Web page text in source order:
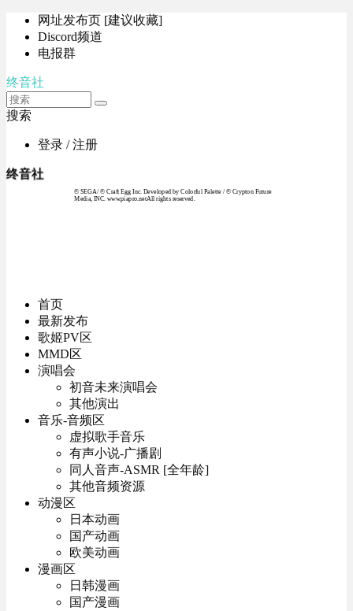
网址发布页 [建议收藏]
Discord频道
电报群
终音社
搜索
登录 / 注册
终音社
© SEGA / © Craft Egg Inc. Developed by Colorful Palette / © Crypton Future
Media, INC. www.piapro.netAll rights reserved.
首页
最新发布
歌姬PV区
MMD区
演唱会
初音未来演唱会
其他演出
音乐-音频区
虚拟歌手音乐
有声小说-广播剧
同人音声-ASMR [全年龄]
其他音频资源
动漫区
日本动画
国产动画
欧美动画
漫画区
日韩漫画
国产漫画